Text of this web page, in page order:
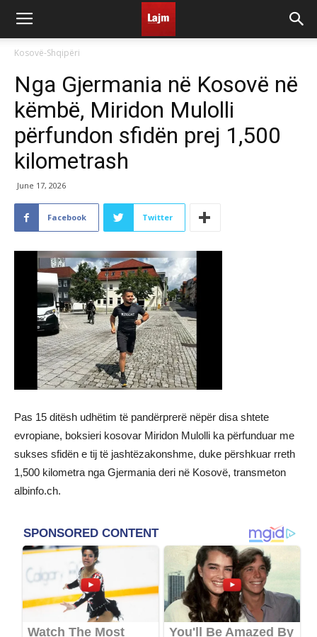
Kosovë-Shqipëri
Nga Gjermania në Kosovë në
këmbë, Miridon Mulolli
përfundon sfidën prej 1,500
kilometrash
June 17, 2026
Facebook Twitter
Pas 15 ditësh udhëtim të pandërprerë nëpër disa shtete
evropiane, boksieri kosovar Miridon Mulolli ka përfunduar me
sukses sfidën e tij të jashtëzakonshme, duke përshkuar rreth
1,500 kilometra nga Gjermania deri në Kosovë, transmeton
albinfo.ch.